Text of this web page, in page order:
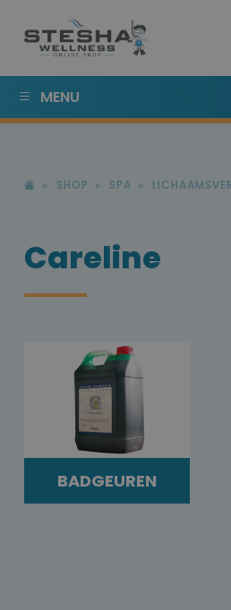
MENU
SHOP SPA
Careline
BADGEUREN